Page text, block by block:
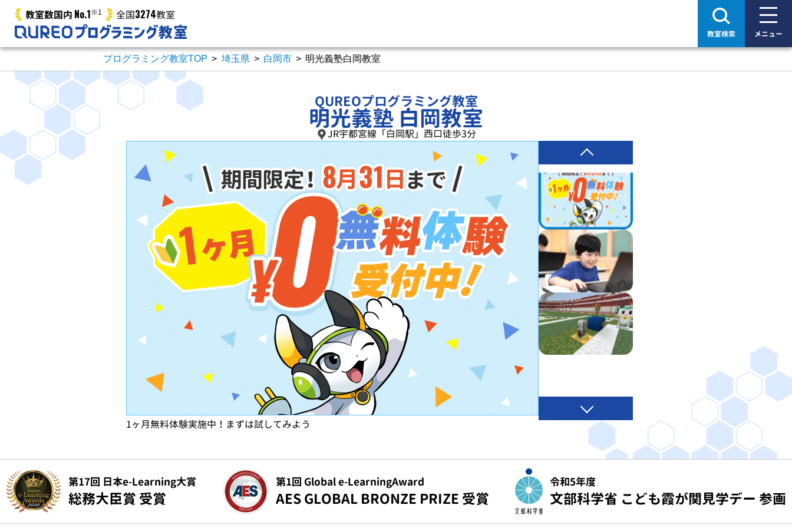
教室数国内 No.1※1 全国3274教室
教室検索 メニュー
プログラミング教室TOP > 埼玉県 > 白岡市 > 明光義塾白岡教室
QUREOプログラミング教室
明光義塾 白岡教室
JR宇都宮線「白岡駅」西口徒歩3分
1ヶ月無料体験実施中！まずは試してみよう
第17回 日本e-Learning大賞
総務大臣賞 受賞
第1回 Global e-LearningAward
AES GLOBAL BRONZE PRIZE 受賞
令和5年度
文部科学省 こども霞が関見学デー 参画